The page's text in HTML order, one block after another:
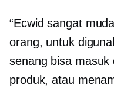
“Ecwid sangat
orang, untuk
senang bisa
produk, atau